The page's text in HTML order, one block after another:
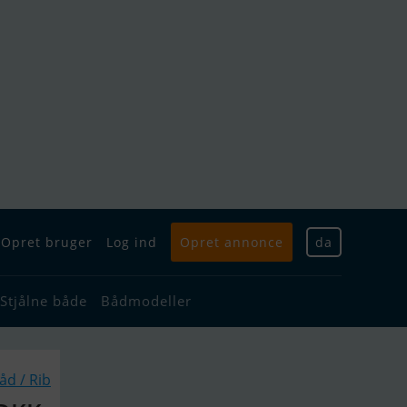
Opret bruger Log ind Opret annonce da
Stjålne både Bådmodeller
/ Rib